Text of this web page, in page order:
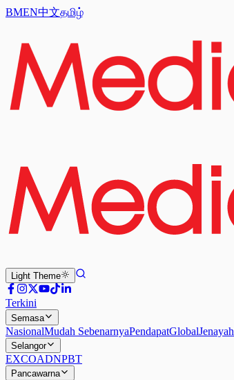
BMEN中文தமிழ்
Light Theme
Terkini
Semasa
NasionalMudah SebenarnyaPendapatGlobalJenayah
Selangor
EXCOADNPBT
Pancawarna